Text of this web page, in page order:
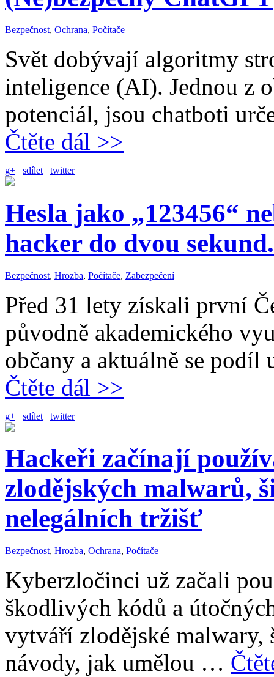
Bezpečnost, Ochrana, Počítače
Svět dobývají algoritmy
inteligence (AI). Jednou z
potenciál, jsou chatboti
Čtěte dál >>
g+ sdílet twitter
Hesla jako „123456“
hacker do dvou
Bezpečnost, Hrozba, Počítače, Zabezpečení
Před 31 lety získali první
původně akademického
občany a aktuálně se
Čtěte dál >>
g+ sdílet twitter
Hackeři začínají
zlodějských malwarů,
nelegálních tržišť
Bezpečnost, Hrozba, Ochrana, Počítače
Kyberzločinci už začali
škodlivých kódů a
vytváří zlodějské
návody, jak umělou …